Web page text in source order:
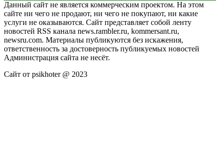
Данный сайт не является коммерческим проектом. На этом
сайте ни чего не продают, ни чего не покупают, ни какие
услуги не оказываются. Сайт представляет собой ленту
новостей RSS канала news.rambler.ru, kommersant.ru,
newsru.com. Материалы публикуются без искажения,
ответственность за достоверность публикуемых новостей
Администрация сайта не несёт.
Сайт от psikhoter @ 2023